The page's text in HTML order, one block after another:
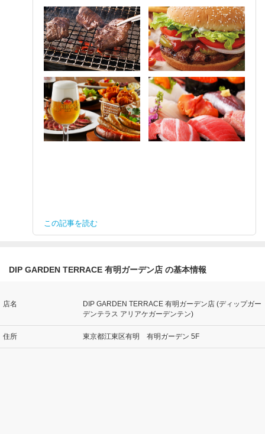
この記事を読む
DIP GARDEN TERRACE 有明ガーデン店 の基本情報
店名
DIP GARDEN TERRACE 有明ガーデン店 (ディップガー
デンテラス アリアケガーデンテン)
住所 東京都江東区有明 有明ガーデン 5F